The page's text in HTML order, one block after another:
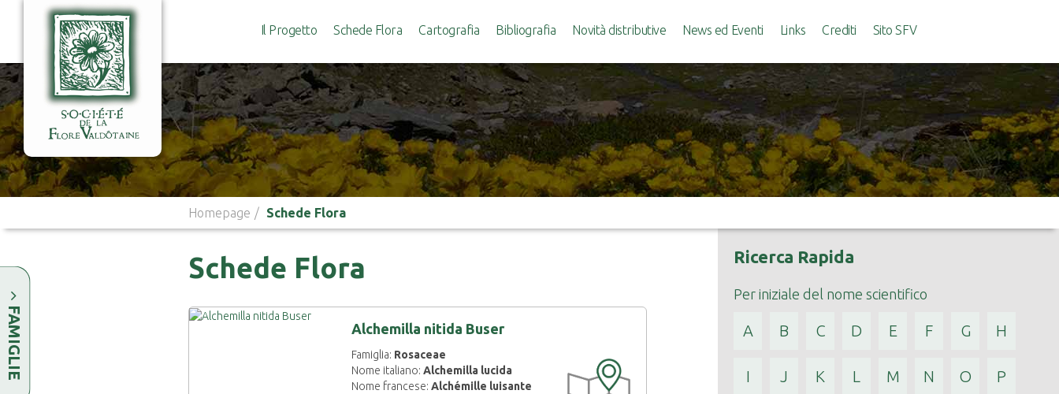
Il Progetto Schede Flora Cartografia Bibliografia Novità distributive News ed Eventi Links Crediti Sito SFV
Homepage Schede Flora
FAMIGLIE
Schede Flora
Alchemilla nitida Buser
Famiglia: Rosaceae
Nome italiano:Alchemilla lucida
Nome francese:Alchémille luisante
CARTOGRAFIA
DISPONIBILE
Ricerca Rapida
Per iniziale del nome scientifico
A B C D E F G H
I J K L M N O P